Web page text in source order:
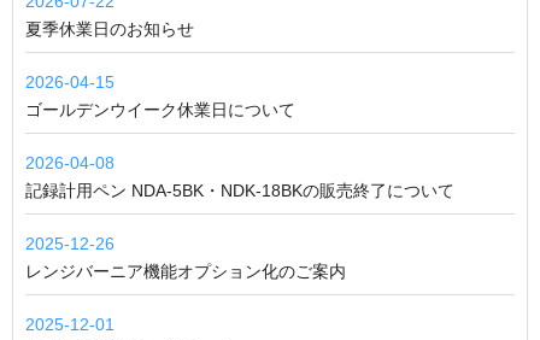
夏季休業日のお知らせ
2026-04-15
ゴールデンウイーク休業日について
2026-04-08
記録計用ペン NDA-5BK・NDK-18BKの販売終了について
2025-12-26
レンジバーニア機能オプション化のご案内
2025-12-01